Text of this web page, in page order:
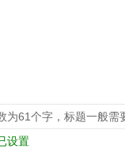
为61个字，标题一般需
设置